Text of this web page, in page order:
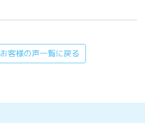
お客様の声一覧に戻る